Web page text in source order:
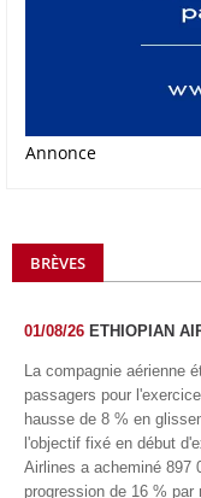
Annonce
BRÈVES
01/08/26 ETHIOPIAN
La compagnie aérienne
passagers pour
hausse de 8 % en
l'objectif fixé en début
Airlines a acheminé 897
progression de 16 %